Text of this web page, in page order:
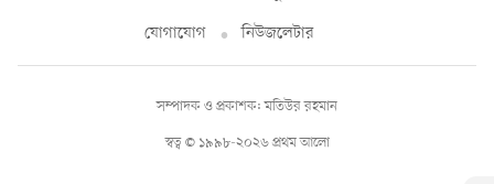
যোগাযোগ
নিউজলেটার
স্বত্ব © ১৯৯৮-২০২৬ প্রথম আলো
সম্পাদক ও প্রকাশক: মতিউর রহমান